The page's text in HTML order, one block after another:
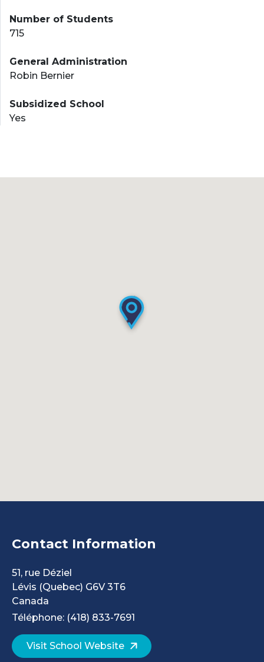
Number of Students
715
General Administration
Robin Bernier
Subsidized School
Yes
Contact Information
51, rue Déziel
Lévis (Quebec) G6V 3T6
Canada
Téléphone: (418) 833-7691
Visit School Website